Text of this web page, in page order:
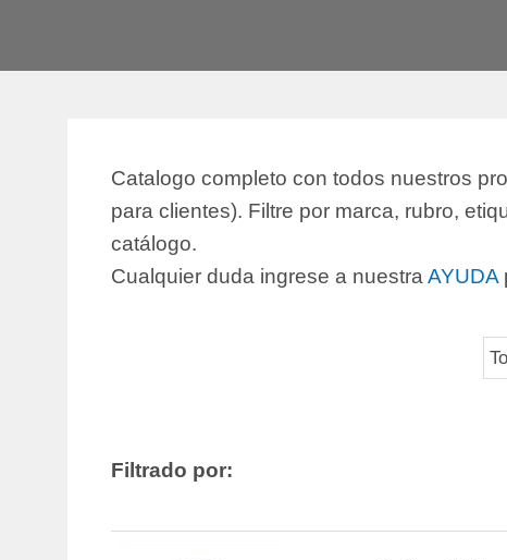
Catalogo completo con todos nuestros
para clientes). Filtre por marca, rubro,
catálogo.
Cualquier duda ingrese a nuestra AYUDA
Filtrado por: